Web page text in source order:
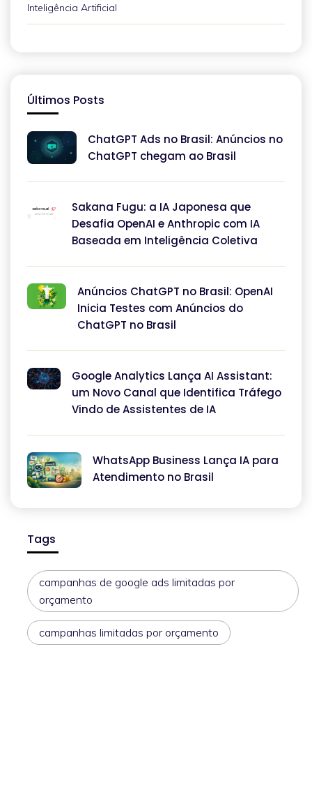
Inteligência Artificial
Últimos Posts
ChatGPT Ads no Brasil: Anúncios no
ChatGPT chegam ao Brasil
Sakana Fugu: a IA Japonesa que
Desafia OpenAI e Anthropic com IA
Baseada em Inteligência Coletiva
Anúncios ChatGPT no Brasil: OpenAI
Inicia Testes com Anúncios do
ChatGPT no Brasil
Google Analytics Lança AI Assistant:
um Novo Canal que Identifica Tráfego
Vindo de Assistentes de IA
WhatsApp Business Lança IA para
Atendimento no Brasil
Tags
campanhas de google ads limitadas por
orçamento
campanhas limitadas por orçamento